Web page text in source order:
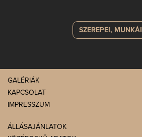
SZEREPEI, MUNKÁI
GALÉRIÁK
KAPCSOLAT
IMPRESSZUM
ÁLLÁSAJÁNLATOK